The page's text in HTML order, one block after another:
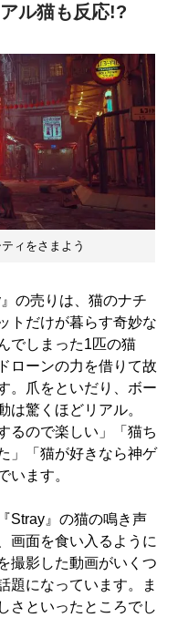
ル猫も反応!?
ィをさまよう
の売りは、猫のナチ
トだけが暮らす奇妙な
でしまった1匹の猫
ローンの力を借りて故
。爪をといだり、ボー
は驚くほどリアル。
るので楽しい」「猫ち
」「猫が好きなら神ゲ
います。
Stray』の猫の鳴き声
画面を食い入るように
撮影した動画がいくつ
題になっています。ま
さといったところでし